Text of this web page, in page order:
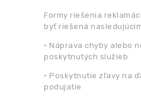
Formy riešenia
byť riešená
• Náprava chyby alebo
poskytnutých služieb
• Poskytnutie zľavy na
podujatie